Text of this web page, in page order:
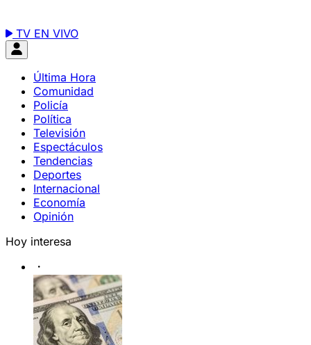
TV EN VIVO
Última Hora
Comunidad
Policía
Política
Televisión
Espectáculos
Tendencias
Deportes
Internacional
Economía
Opinión
Hoy interesa